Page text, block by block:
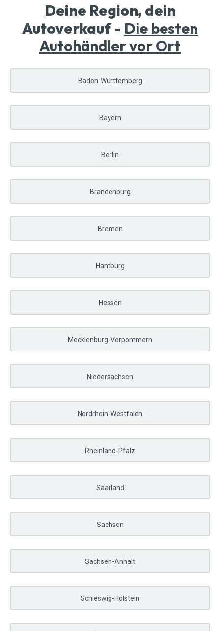
Deine Region, dein
Autoverkauf - Die besten
Autohändler vor Ort
Baden-Württemberg
Bayern
Berlin
Brandenburg
Bremen
Hamburg
Hessen
Mecklenburg-Vorpommern
Niedersachsen
Nordrhein-Westfalen
Rheinland-Pfalz
Saarland
Sachsen
Sachsen-Anhalt
Schleswig-Holstein